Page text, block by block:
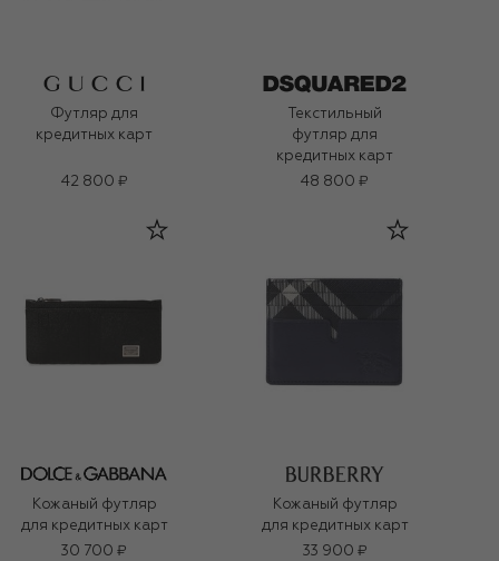
Футляр для
кредитных карт
42 800 ₽
Текстильный
футляр для
кредитных карт
48 800 ₽
Кожаный футляр
для кредитных карт
30 700 ₽
Кожаный футляр
для кредитных карт
33 900 ₽